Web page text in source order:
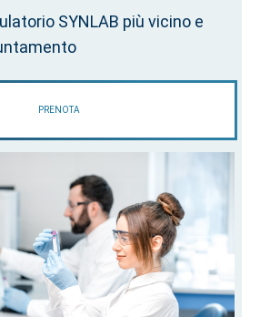
SYNLAB più vicino e
PRENOTA